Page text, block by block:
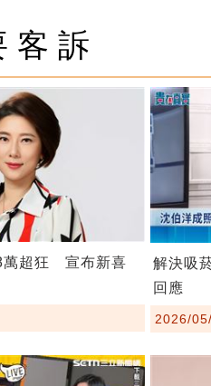
客訴
萬超狂 宣布新喜
解決吸
回應
2026/